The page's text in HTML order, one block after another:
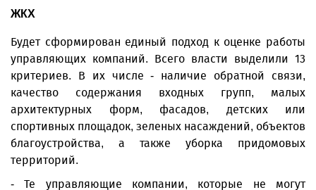
ЖКХ
Будет сформирован единый подход к оценке работы
управляющих компаний. Всего власти выделили 13
критериев. В их числе - наличие обратной связи,
качество содержания входных групп, малых
архитектурных форм, фасадов, детских или
спортивных площадок, зеленых насаждений, объектов
благо­устройства, а также уборка придомовых
территорий.
- Те управляющие компании, которые не могут